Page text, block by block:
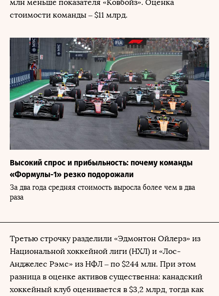
млн меньше показателя «Ковбойз». Оценка
стоимости команды – $11 млрд.
Высокий спрос и прибыльность: почему команды
«Формулы-1» резко подорожали
За два года средняя стоимость выросла более чем в два
раза
Третью строчку разделили «Эдмонтон Ойлерз» из
Национальной хоккейной лиги (НХЛ) и «Лос-
Анджелес Рэмс» из НФЛ – по $244 млн. При этом
разница в оценке активов существенна: канадский
хоккейный клуб оценивается в $3,2 млрд, тогда как